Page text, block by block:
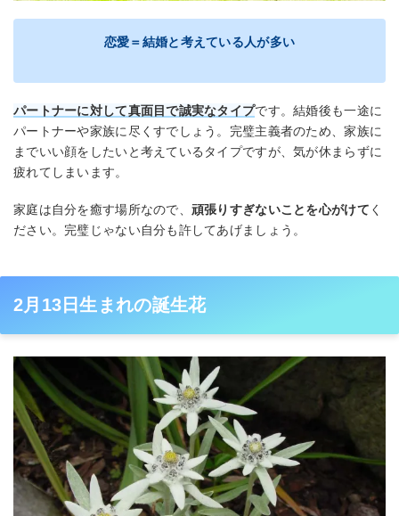
恋愛＝結婚と考えている人が多い
パートナーに対して真面目で誠実なタイプです。結婚後も一途に
パートナーや家族に尽くすでしょう。完璧主義者のため、家族に
までいい顔をしたいと考えているタイプですが、気が休まらずに
疲れてしまいます。
家庭は自分を癒す場所なので、 頑張りすぎないことを心がけて く
ださい。完璧じゃない自分も許してあげましょう。
2月13日生まれの誕生花